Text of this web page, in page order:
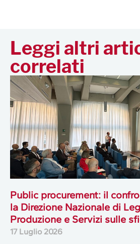
Leggi altri
correlati
Public procurement: il
la Direzione Nazionale di
Produzione e Servizi sulle
17 Luglio 2026